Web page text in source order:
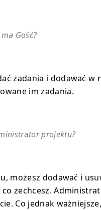
Gość?
zadania i dodawać
im zadania.
projektu?
możesz dodawać i
zechcesz.
Co jednak